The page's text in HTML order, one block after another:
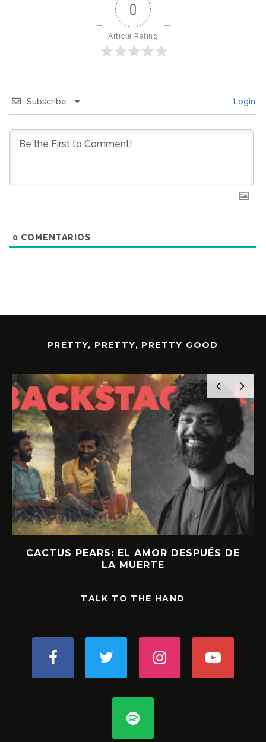
0
Article Rating
Subscribe Login
0 COMENTARIOS
PRETTY, PRETTY, PRETTY GOOD
CACTUS PEARS: EL AMOR DESPUÉS DE
LA MUERTE
TALK TO THE HAND